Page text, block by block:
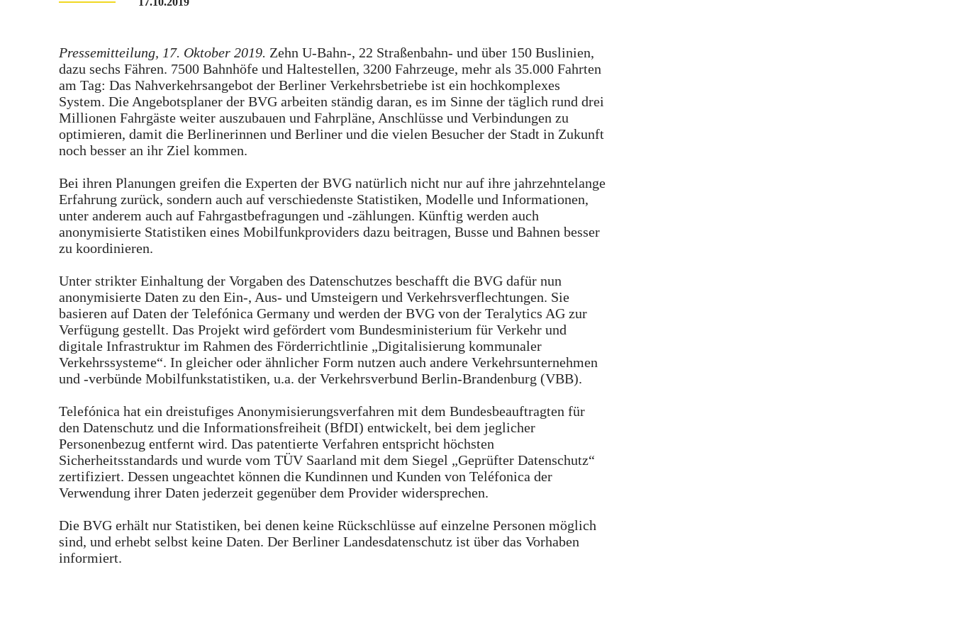
Pressemitteilung, 17. Oktober 2019. Zehn U-Bahn-, 22 Straßenbahn- und über 150 Buslinien,
dazu sechs Fähren. 7500 Bahnhöfe und Haltestellen, 3200 Fahrzeuge, mehr als 35.000 Fahrten
am Tag: Das Nahverkehrsangebot der Berliner Verkehrsbetriebe ist ein hochkomplexes
System. Die Angebotsplaner der BVG arbeiten ständig daran, es im Sinne der täglich rund drei
Millionen Fahrgäste weiter auszubauen und Fahrpläne, Anschlüsse und Verbindungen zu
optimieren, damit die Berlinerinnen und Berliner und die vielen Besucher der Stadt in Zukunft
noch besser an ihr Ziel kommen.
Bei ihren Planungen greifen die Experten der BVG natürlich nicht nur auf ihre jahrzehntelange
Erfahrung zurück, sondern auch auf verschiedenste Statistiken, Modelle und Informationen,
unter anderem auch auf Fahrgastbefragungen und -zählungen. Künftig werden auch
anonymisierte Statistiken eines Mobilfunkproviders dazu beitragen, Busse und Bahnen besser
zu koordinieren.
Unter strikter Einhaltung der Vorgaben des Datenschutzes beschafft die BVG dafür nun
anonymisierte Daten zu den Ein-, Aus- und Umsteigern und Verkehrsverflechtungen­. Sie
basieren auf Daten der Telefónica Germany und werden der BVG von der Teralytics AG zur
Verfügung gestellt. Das Projekt wird gefördert vom Bundesministerium für Verkehr und
digitale Infrastruktur im Rahmen des Förderrichtlinie „Digitalisierung kommunaler
Verkehrssysteme“. In gleicher oder ähnlicher Form nutzen auch andere Verkehrsunternehmen
und -verbünde Mobilfunkstatistiken, u.a. der Verkehrsverbund Berlin-Brandenburg (VBB).
Telefónica hat ein dreistufiges Anonymisierungsverfahren mit dem Bundesbeauftragten für
den Datenschutz und die Informationsfreiheit (BfDI) entwickelt, bei dem jeglicher
Personenbezug entfernt wird. Das patentierte Verfahren entspricht höchsten
Sicherheitsstandards und wurde vom TÜV Saarland mit dem Siegel „Geprüfter Datenschutz“
zertifiziert. Dessen ungeachtet können die Kundinnen und Kunden von Teléfonica der
Verwendung ihrer Daten jederzeit gegenüber dem Provider widersprechen.
Die BVG erhält nur Statistiken, bei denen keine Rückschlüsse auf einzelne Personen möglich
sind, und erhebt selbst keine Daten. Der Berliner Landesdatenschutz ist über das Vorhaben
informiert.